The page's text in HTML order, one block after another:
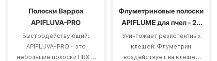
Полоски Варроа
APIFLUVA-PRO
Быстродействующий:
APIFLUVA-PRO - это
небольшие полоски ПВХ с
Флуметриновые полоски
APIFLUME для пчел - 20
штук в упаковке
Уничтожает резистентных
клещей: Флуметрин
воздействует на клещей